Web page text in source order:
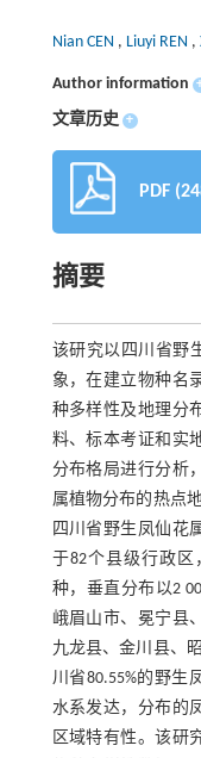
Nian CEN , Liuyi REN ,
Author information
文章历史 +
PDF
摘要
该研究以四川省野
象，在建立物种名
种多样性及地理分
料、标本考证和实
分布格局进行分析
属植物分布的热点
四川省野生凤仙花
于82个县级行政区
种，垂直分布以2
峨眉山市、冕宁县
九龙县、金川县、
川省80.55%的野生
水系发达，分布的
区域特有性。该研